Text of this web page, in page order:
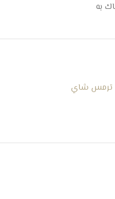
به
ترمس شاي